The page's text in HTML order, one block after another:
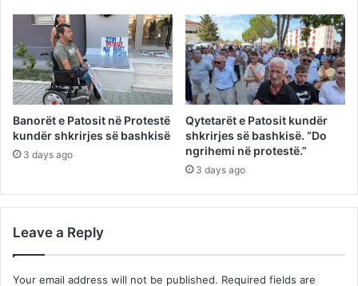
Banorët e Patosit në Protestë
kundër shkrirjes së bashkisë
3 days ago
Qytetarët e Patosit kundër
shkrirjes së bashkisë. “Do
ngrihemi në protestë.”
3 days ago
Leave a Reply
Your email address will not be published. Required fields are